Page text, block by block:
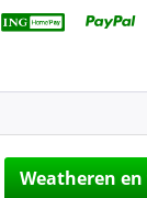
Weatheren